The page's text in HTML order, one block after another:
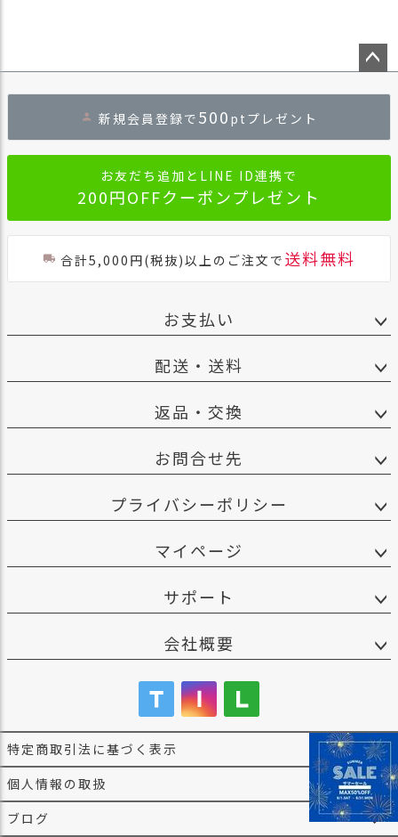
ジト
へ
新規会員登録で 500 ptプレゼント
お友だち追加とLINE ID連携で
200円OFFクーポンプレゼント
合計5,000円(税抜)以上のご注文で 送料無料
お支払い
配送・送料
返品・交換
お問合せ先
プライバシーポリシー
マイページ
サポート
会社概要
特定商取引法に基づく表示
個人情報の取扱
ブログ